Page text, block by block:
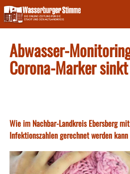
Skip
to
content
Abwasser-
Corona-Marker sinkt
Wie im Nachbar-Landkreis Ebersberg
Infektionszahlen gerechnet werden kann